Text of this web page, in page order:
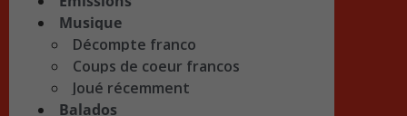
Musique
Décompte franco
Coups de coeur francos
Joué récemment
Balados